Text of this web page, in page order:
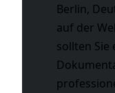
Berlin,
auf der
sollten Sie